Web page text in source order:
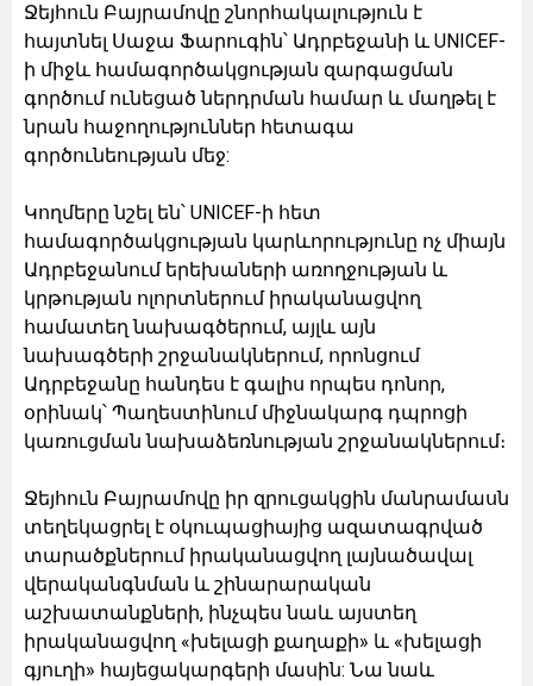
Ջեյհուն Բայրամովը շնորհակալություն է
հայտնել Սաջա Ֆարուգին՝ Ադրբեջանի և UNICEF-
ի միջև համագործակցության զարգացման
գործում ունեցած ներդրման համար և մաղթել է
նրան հաջողություններ հետագա
գործունեության մեջ:
Կողմերը նշել են՝ UNICEF-ի հետ
համագործակցության կարևորությունը ոչ միայն
Ադրբեջանում երեխաների առողջության և
կրթության ոլորտներում իրականացվող
համատեղ նախագծերում, այլև այն
նախագծերի շրջանակներում, որոնցում
Ադրբեջանը հանդես է գալիս որպես դոնոր,
օրինակ՝ Պաղեստինում միջնակարգ դպրոցի
կառուցման նախաձեռնության շրջանակներում։
Ջեյհուն Բայրամովը իր զրուցակցին մանրամասն
տեղեկացրել է օկուպացիայից ազատագրված
տարածքներում իրականացվող լայնածավալ
վերականգնման և շինարարական
աշխատանքների, ինչպես նաև այստեղ
իրականացվող «խելացի քաղաքի» և «խելացի
գյուղի» հայեցակարգերի մասին: Նա նաև